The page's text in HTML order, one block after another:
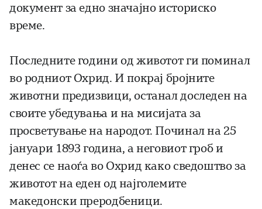
документ за едно значајно историско
време.
Последните години од животот ги поминал
во родниот Охрид. И покрај бројните
животни предизвици, останал доследен на
своите убедувања и на мисијата за
просветување на народот. Починал на 25
јануари 1893 година, а неговиот гроб и
денес се наоѓа во Охрид како сведоштво за
животот на еден од најголемите
македонски преродбеници.